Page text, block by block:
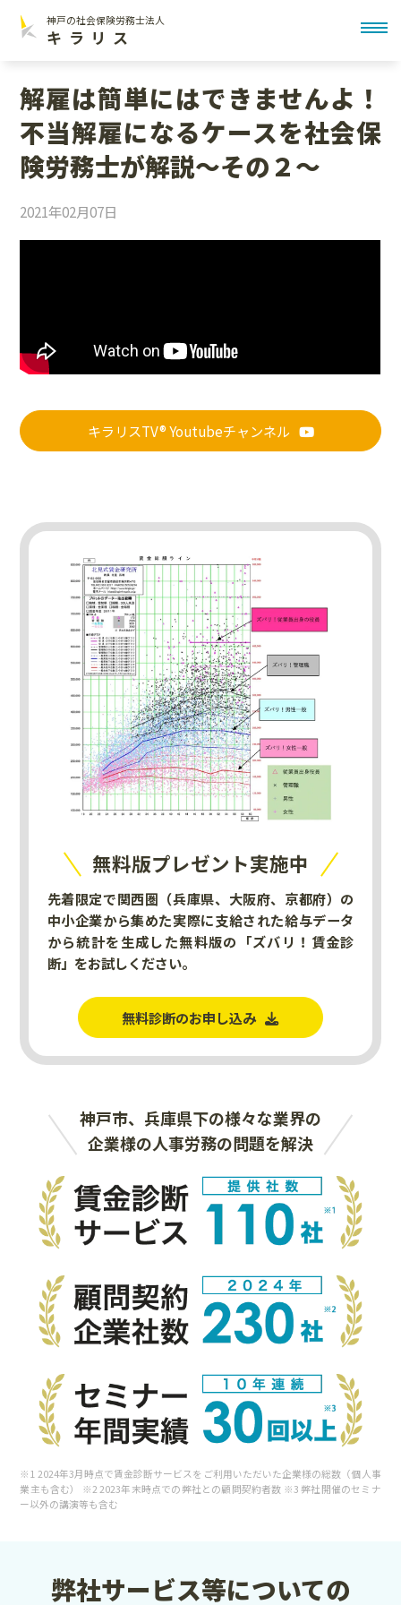
神戸の社会保険労務士法人
キラリス
解雇は簡単にはできませんよ！
不当解雇になるケースを社会保
険労務士が解説〜その２〜
2021年02月07日
キラリスTV® Youtubeチャンネル
無料版プレゼント実施中
先着限定で関西圏（兵庫県、大阪府、京都府）の
中小企業から集めた実際に支給された給与データ
から統計を生成した無料版の「ズバリ！賃金診
断」をお試しください。
無料診断のお申し込み
神戸市、兵庫県下の様々な業界の
企業様の人事労務の問題を解決
※1 2024年3月時点で賃金診断サービスをご利用いただいた企業様の総数（個人事
業主も含む） ※2 2023年末時点での弊社との顧問契約者数 ※3 弊社開催のセミナ
ー以外の講演等も含む
弊社サービス等についての